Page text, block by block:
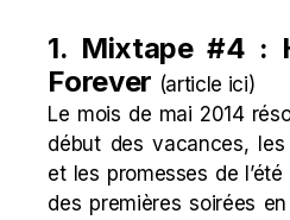
1. Mixtape #4 :
Forever (article ici)
Le mois de mai 2014
début des vacances,
et les promesses de
des premières soirées